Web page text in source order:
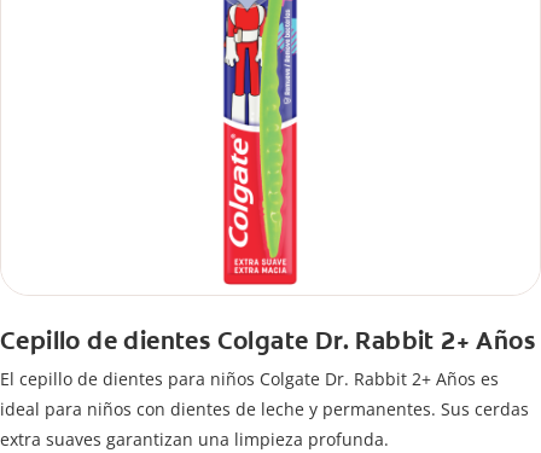
Cepillo de dientes Colgate Dr. Rabbit 2+ Años
El cepillo de dientes para niños Colgate Dr. Rabbit 2+ Años es
ideal para niños con dientes de leche y permanentes. Sus cerdas
extra suaves garantizan una limpieza profunda.